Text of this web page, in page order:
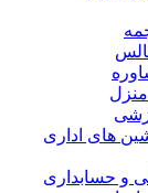
های اداری
و حسابداری